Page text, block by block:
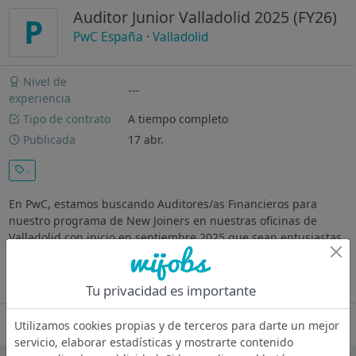
P Auditor Junior Valladolid 2025 (FY26)
PwC España ·Valladolid
Nivel de
experiencia
---
Tipo de contrato
A tiempo completo
Publicada
17 abr.
.
En PwC, estamos buscando Auditores/as Financieros para
nuestro programa de New Joiners en nuestras oficinas de
Valladolid con inicio en septiembre 2025 que sean entusiastas
y con motivación para unirse a nuestra firma. Este puesto es
Oferta desactivada
Tu privacidad es importante
Utilizamos cookies propias y de terceros para darte un mejor
servicio, elaborar estadísticas y mostrarte contenido